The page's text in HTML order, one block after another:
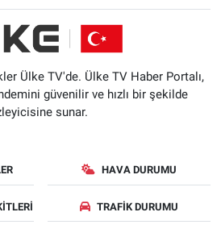
Ülke TV'de. Ülke TV Haber Portalı,
güvenilir ve hızlı bir şekilde
sunar.
HAVA DURUMU
TRAFIK DURUMU